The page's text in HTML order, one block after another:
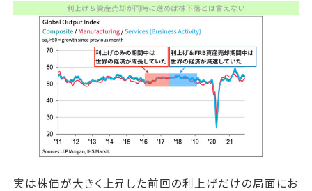
実は株価が大きく上昇した前回の利上げだけの局面にお